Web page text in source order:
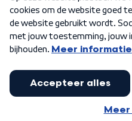
Algemene voorwaarden